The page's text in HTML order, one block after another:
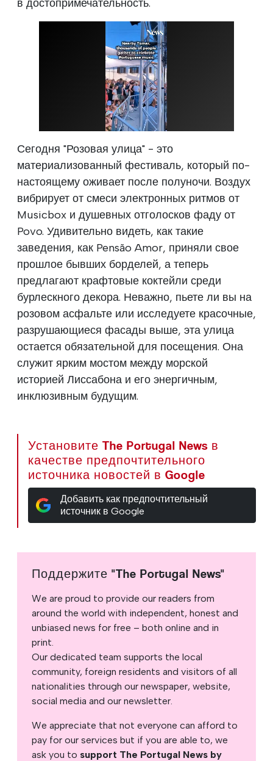
в достопримечательность.
Сегодня "Розовая улица" - это
материализованный фестиваль, который по-
настоящему оживает после полуночи. Воздух
вибрирует от смеси электронных ритмов от
Musicbox и душевных отголосков фаду от
Povo. Удивительно видеть, как такие
заведения, как Pensão Amor, приняли свое
прошлое бывших борделей, а теперь
предлагают крафтовые коктейли среди
бурлескного декора. Неважно, пьете ли вы на
розовом асфальте или исследуете красочные,
разрушающиеся фасады выше, эта улица
остается обязательной для посещения. Она
служит ярким мостом между морской
историей Лиссабона и его энергичным,
инклюзивным будущим.
Установите The Portugal News в
качестве предпочтительного
источника новостей в Google
Добавить как предпочтительный
источник в Google
Поддержите "The Portugal News"
We are proud to provide our readers from
around the world with independent, honest and
unbiased news for free – both online and in
print.
Our dedicated team supports the local
community, foreign residents and visitors of all
nationalities through our newspaper, website,
social media and our newsletter.
We appreciate that not everyone can afford to
pay for our services but if you are able to, we
ask you to support The Portugal News by